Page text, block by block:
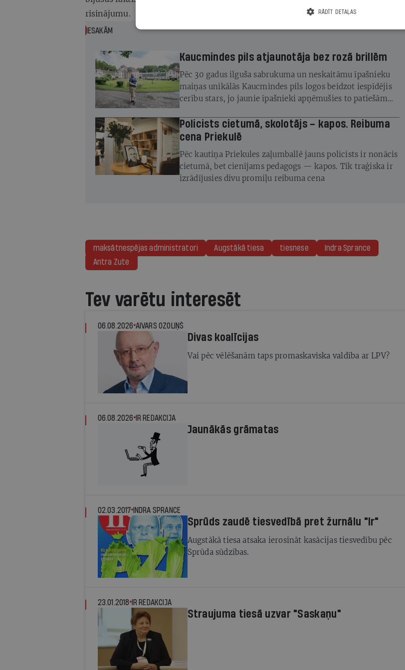
risinājumu.
IESAKĀM
Kaucmindes pils atjaunotāja bez rozā brillēm
Pēc 30 gadus ilguša sabrukuma un neskaitāmu īpašnieku
maiņas unikālās Kaucmindes pils logos beidzot iespīdējis
cerību stars, jo jaunie īpašnieki apņēmušies to patiešām
atjaunot
Policists cietumā, skolotājs – kapos. Reibuma
cena Priekulē
Pēc kautiņa Priekules zaļumballē jauns policists ir nonācis
cietumā, bet cienījams pedagogs — kapos. Tik traģiska ir
izrādījusies divu promiļu reibuma cena
maksātnespējas administratori Augstākā tiesa tiesnese
Indra Sprance
Antra Zute
Tev varētu interesēt
06.08.2026 AIVARS OZOLIŅŠ
Divas koalīcijas
Vai pēc vēlēšanām taps promaskaviska valdība ar LPV?
06.08.2026 IR REDAKCIJA
Jaunākās grāmatas
02.03.2017 INDRA SPRANCE
Sprūds zaudē tiesvedībā pret žurnālu "Ir"
Augstākā tiesa atsaka ierosināt kasācijas tiesvedību pēc
Sprūda sūdzības.
23.01.2018 IR REDAKCIJA
Straujuma tiesā uzvar "Saskaņu"
RĀDĪT DETAĻAS